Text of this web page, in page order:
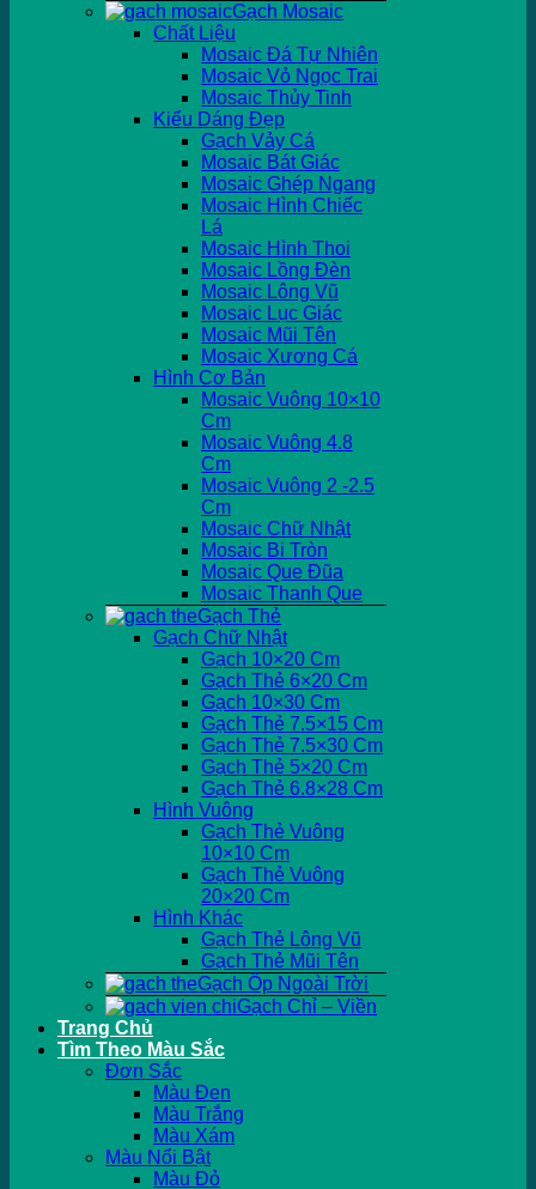
Gạch Mosaic
Chất Liệu
Mosaic Đá Tự Nhiên
Mosaic Vỏ Ngọc Trai
Mosaic Thủy Tinh
Kiểu Dáng Đẹp
Gạch Vảy Cá
Mosaic Bát Giác
Mosaic Ghép Ngang
Mosaic Hình Chiếc
Lá
Mosaic Hình Thoi
Mosaic Lồng Đèn
Mosaic Lông Vũ
Mosaic Lục Giác
Mosaic Mũi Tên
Mosaic Xương Cá
Hình Cơ Bản
Mosaic Vuông 10×10
Cm
Mosaic Vuông 4.8
Cm
Mosaic Vuông 2 -2.5
Cm
Mosaic Chữ Nhật
Mosaic Bi Tròn
Mosaic Que Đũa
Mosaic Thanh Que
Gạch Thẻ
Gạch Chữ Nhật
Gạch 10×20 Cm
Gạch Thẻ 6×20 Cm
Gạch 10×30 Cm
Gạch Thẻ 7.5×15 Cm
Gạch Thẻ 7.5×30 Cm
Gạch Thẻ 5×20 Cm
Gạch Thẻ 6.8×28 Cm
Hình Vuông
Gạch Thẻ Vuông
10×10 Cm
Gạch Thẻ Vuông
20×20 Cm
Hình Khác
Gạch Thẻ Lông Vũ
Gạch Thẻ Mũi Tên
Gạch Ốp Ngoài Trời
Gạch Chỉ – Viền
Trang Chủ
Tìm Theo Màu Sắc
Đơn Sắc
Màu Đen
Màu Trắng
Màu Xám
Màu Nổi Bật
Màu Đỏ